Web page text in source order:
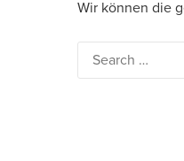
Wir können die